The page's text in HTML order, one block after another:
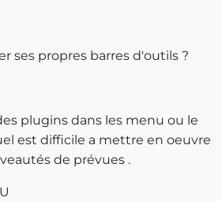
ses propres barres d'outils ?
plugins dans les menu ou le
est difficile a mettre en oeuvre
de prévues .